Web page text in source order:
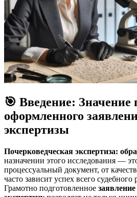
🎯 Введение: Значение
оформленного
экспертизы
Почерковедческая экспертиза:
назначении этого исследования —
процессуальный документ, от
часто зависит успех всего судебного
Грамотно подготовленное